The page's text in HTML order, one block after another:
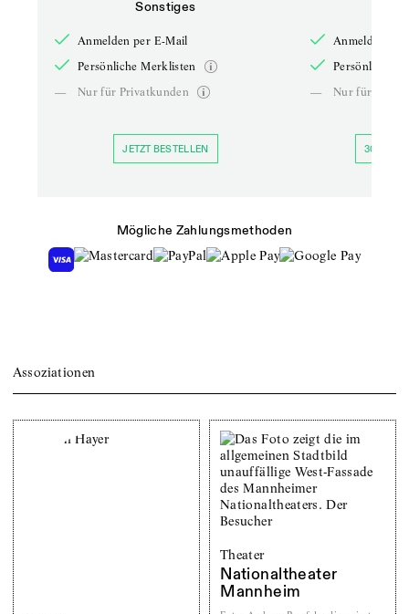
Sonstiges
Anmelden per E-Mail
Persönliche Merklisten
—
Nur für Privatkunden
JETZT BESTELLEN
Anmelden
Persönliche
—
Nur für
30 TAGE
Mögliche Zahlungsmethoden
Assoziationen
Theater
Nationaltheater
Mannheim